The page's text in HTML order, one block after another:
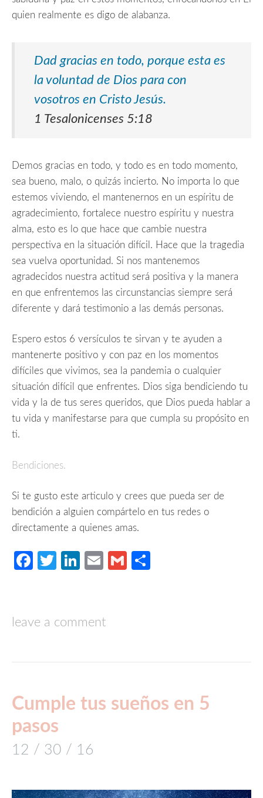
quien realmente es digo de alabanza.
Dad gracias en todo, porque esta es
la voluntad de Dios para con
vosotros en Cristo Jesús.
1 Tesalonicenses 5:18
Demos gracias en todo, y todo es en todo momento,
sea bueno, malo, o quizás incierto. No importa lo que
estemos viviendo, el mantenernos en un espíritu de
agradecimiento, fortalece nuestro espíritu y nuestra
alma, esto es lo que hace que cambie nuestra
perspectiva en la situación difícil. Hace que la tragedia
sea vuelva oportunidad. Si nos mantenemos
agradecidos nuestra actitud será positiva y la manera
en que enfrentemos las circunstancias siempre será
diferente y dará testimonio a las demás personas.
Espero estos 6 versículos te sirvan y te ayuden a
mantenerte positivo y con paz en los momentos
difíciles que vivimos, sea la pandemia o cualquier
situación difícil que enfrentes. Dios siga bendiciendo tu
vida y la de tus seres queridos, que Dios pueda hablar a
tu vida y manifestarse para que cumpla su propósito en
ti.
Bendiciones.
Si te gusto este articulo y crees que pueda ser de
bendición a alguien compártelo en tus redes o
directamente a quienes amas.
Facebook
TwitterLinkedIn
EmailGmail
leave a comment
Cumple tus sueños en 5
pasos
12 / 30 / 16